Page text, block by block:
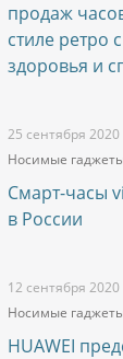
продаж
стиле ретро
здоровья и
25 сентября 2020
Носимые
Смарт-часы
в России
12 сентября 2020
Носимые
HUAWEI